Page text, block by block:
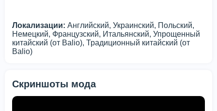
Локализации: Английский, Украинский, Польский,
Немецкий, Французский, Итальянский, Упрощенный
китайский (от Balio), Традиционный китайский (от
Balio)
Скриншоты мода